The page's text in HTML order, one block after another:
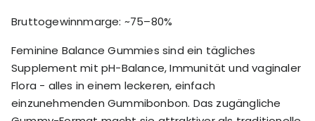
Bruttogewinnmarge: ~75–80%
Feminine Balance Gummies sind ein tägliches
Supplement mit pH-Balance, Immunität und vaginaler
Flora - alles in einem leckeren, einfach
einzunehmenden Gummibonbon. Das zugängliche